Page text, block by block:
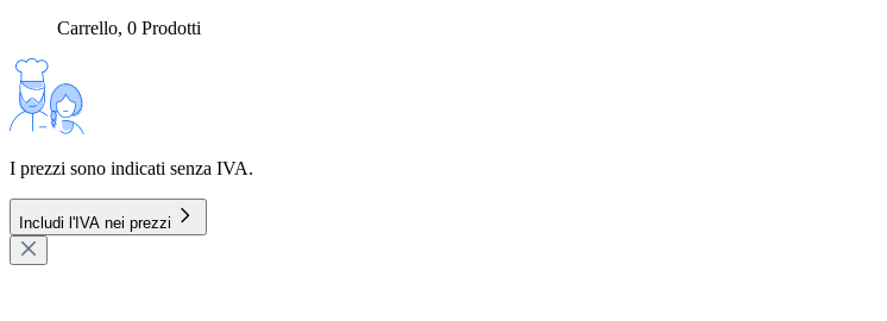
Carrello, 0 Prodotti
I prezzi sono indicati senza IVA.
Includi l'IVA nei prezzi